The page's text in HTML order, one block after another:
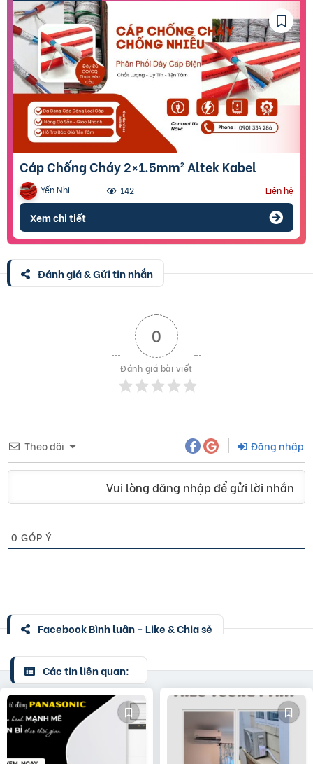
Cáp Chống Cháy 2×1.5mm² Altek Kabel
Yến Nhi 142 Liên hệ
Xem chi tiết
Đánh giá & Gửi tin nhắn
0
Đánh giá bài viết
Theo dõi Đăng nhập
Vui lòng đăng nhập để gửi lời nhắn
0 GÓP Ý
Facebook Bình luận - Like & Chia sẻ
Các tin liên quan: